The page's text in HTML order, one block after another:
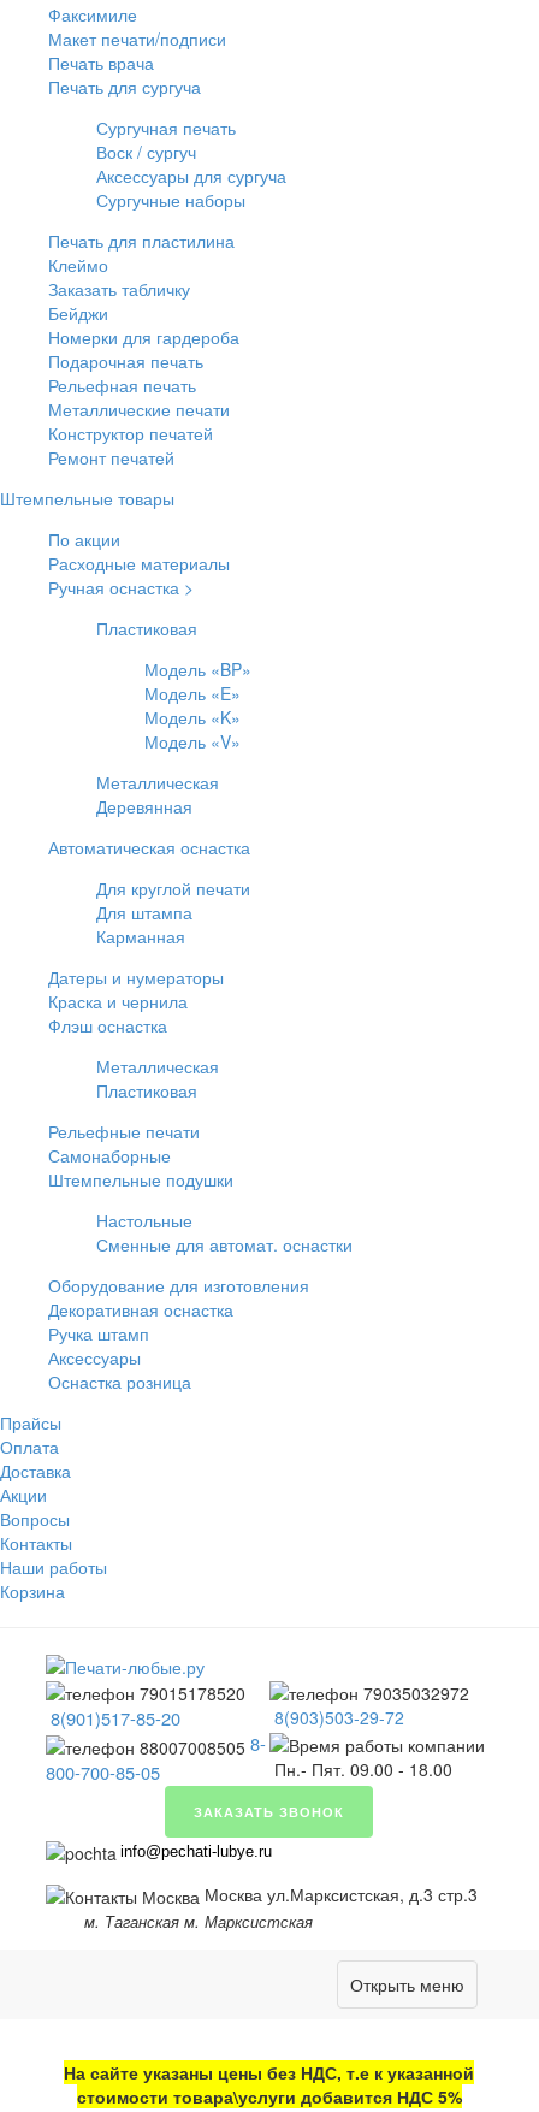
Факсимиле
Макет печати/подписи
Печать врача
Печать для сургуча
Сургучная печать
Воск / сургуч
Аксессуары для сургуча
Сургучные наборы
Печать для пластилина
Клеймо
Заказать табличку
Бейджи
Номерки для гардероба
Подарочная печать
Рельефная печать
Металлические печати
Конструктор печатей
Ремонт печатей
Штемпельные товары
По акции
Расходные материалы
Ручная оснастка >
Пластиковая
Модель «BP»
Модель «E»
Модель «K»
Модель «V»
Металлическая
Деревянная
Автоматическая оснастка
Для круглой печати
Для штампа
Карманная
Датеры и нумераторы
Краска и чернила
Флэш оснастка
Металлическая
Пластиковая
Рельефные печати
Самонаборные
Штемпельные подушки
Настольные
Сменные для автомат. оснастки
Оборудование для изготовления
Декоративная оснастка
Ручка штамп
Аксессуары
Оснастка розница
Прайсы
Оплата
Доставка
Акции
Вопросы
Контакты
Наши работы
Корзина
8(901)517-85-20
8-
800-700-85-05
8(903)503-29-72
Пн.- Пят. 09.00 - 18.00
ЗАКАЗАТЬ ЗВОНОК
info@pechati-lubye.ru
Москва ул.Марксистская, д.3 стр.3
м. Таганская м. Марксистская
Открыть меню
На сайте указаны цены без НДС, т.е к указанной
стоимости товара\услуги добавится НДС 5%